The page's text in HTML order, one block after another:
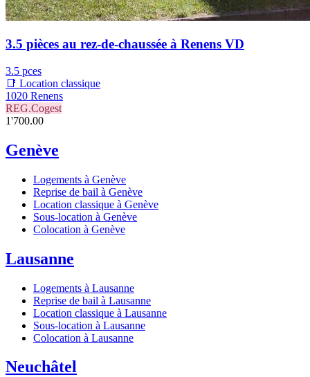
3.5 pièces au rez-de-chaussée à Renens VD
3.5 pces
📑 Location classique
1020 Renens
REG.Cogest
1'700.00
Genève
Logements à Genève
Reprise de bail à Genève
Location classique à Genève
Sous-location à Genève
Colocation à Genève
Lausanne
Logements à Lausanne
Reprise de bail à Lausanne
Location classique à Lausanne
Sous-location à Lausanne
Colocation à Lausanne
Neuchâtel